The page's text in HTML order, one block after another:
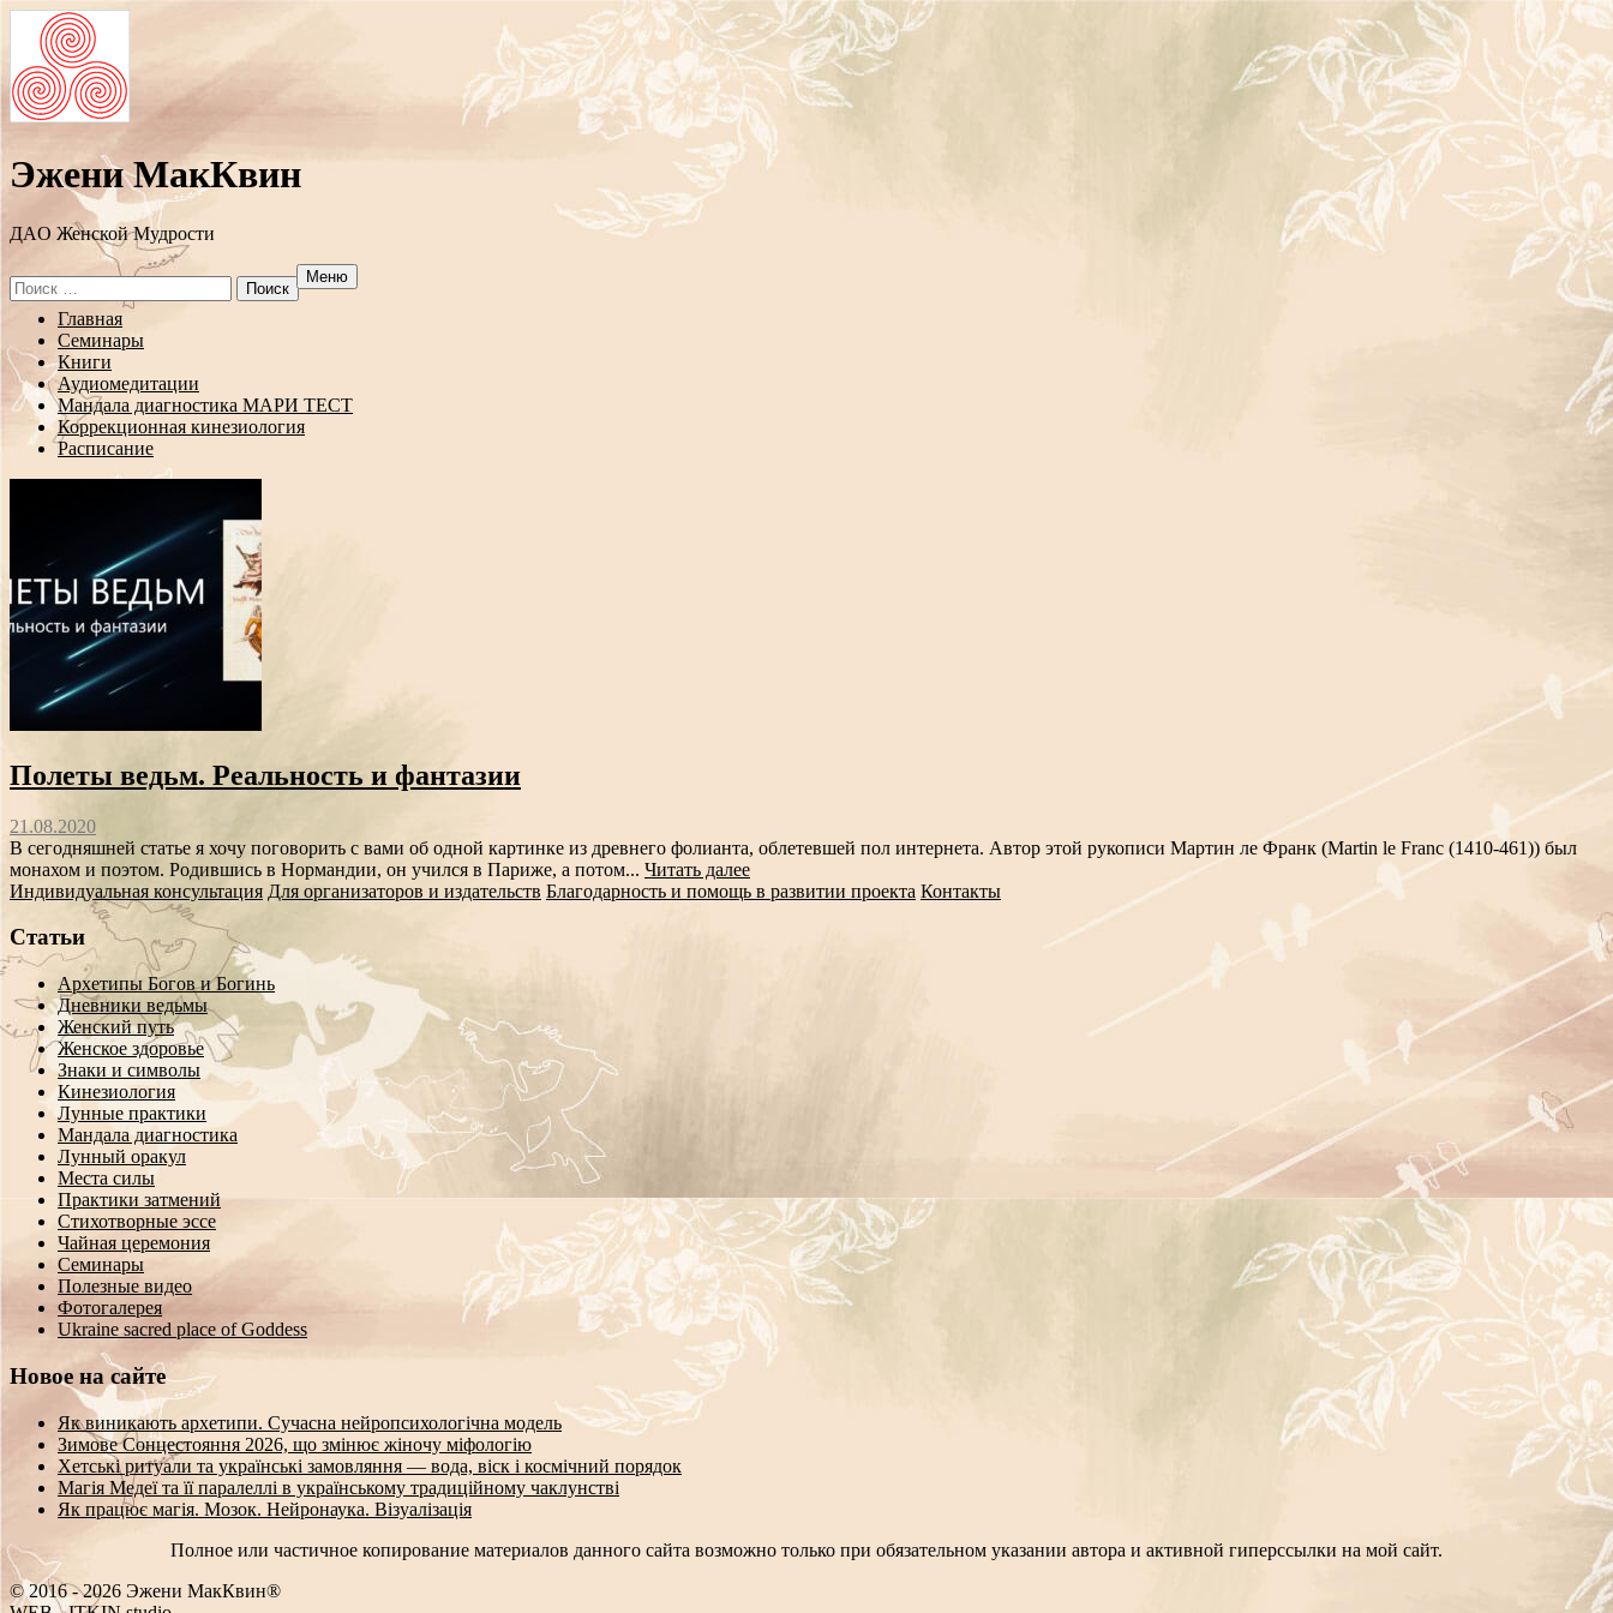
Эжени МакКвин
ДAO Женской Мудрости
Search
for:
Меню
Перейти
содержанию
Главная
Семинары
Книги
Аудиомедитации
Мандала диагностика МАРИ ТЕСТ
Коррекционная кинезиология
Расписание
Полеты ведьм. Реальность и фантазии
21.08.2020
В сегодняшней статье я хочу поговорить с вами об одной картинке из древнего фолианта, облетевшей пол интернета. Автор этой рукописи Мартин ле Франк (Martin le Franc (1410-461)) был
монахом и поэтом. Родившись в Нормандии, он учился в Париже, а потом... Читать далее
Индивидуальная консультация Для организаторов и издательств Благодарность и помощь в развитии проекта Контакты
Статьи
Архетипы Богов и Богинь
Дневники ведьмы
Женский путь
Женское здоровье
Знаки и символы
Кинезиология
Лунные практики
Мандала диагностика
Лунный оракул
Места силы
Практики затмений
Стихотворные эссе
Чайная церемония
Семинары
Полезные видео
Фотогалерея
Ukraine sacred place of Goddess
Новое на сайте
Як виникають архетипи. Сучасна нейропсихологічна модель
Зимове Сонцестояння 2026, що змінює жіночу міфологію
Хетські ритуали та українські замовляння — вода, віск і космічний порядок
Магія Медеї та її паралеллі в українському традиційному чаклунстві
Як працює магія. Мозок. Нейронаука. Візуалізація
Полное или частичное копирование материалов данного сайта возможно только при обязательном указании автора и активной гиперссылки на мой сайт.
© 2016 - 2026 Эжени МакКвин®